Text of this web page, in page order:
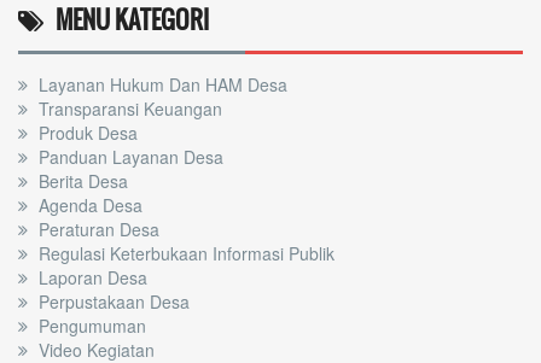
MENU KATEGORI
Layanan Hukum Dan HAM Desa
Transparansi Keuangan
Produk Desa
Panduan Layanan Desa
Berita Desa
Agenda Desa
Peraturan Desa
Regulasi Keterbukaan Informasi Publik
Laporan Desa
Perpustakaan Desa
Pengumuman
Video Kegiatan